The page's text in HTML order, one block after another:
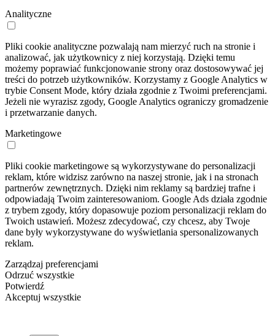
Analityczne
Pliki cookie analityczne pozwalają nam mierzyć ruch na stronie i
analizować, jak użytkownicy z niej korzystają. Dzięki temu
możemy poprawiać funkcjonowanie strony oraz dostosowywać jej
treści do potrzeb użytkowników. Korzystamy z Google Analytics w
trybie Consent Mode, który działa zgodnie z Twoimi preferencjami.
Jeżeli nie wyrazisz zgody, Google Analytics ograniczy gromadzenie
i przetwarzanie danych.
Marketingowe
Pliki cookie marketingowe są wykorzystywane do personalizacji
reklam, które widzisz zarówno na naszej stronie, jak i na stronach
partnerów zewnętrznych. Dzięki nim reklamy są bardziej trafne i
odpowiadają Twoim zainteresowaniom. Google Ads działa zgodnie
z trybem zgody, który dopasowuje poziom personalizacji reklam do
Twoich ustawień. Możesz zdecydować, czy chcesz, aby Twoje
dane były wykorzystywane do wyświetlania spersonalizowanych
reklam.
Zarządzaj preferencjami
Odrzuć wszystkie
Potwierdź
Akceptuj wszystkie